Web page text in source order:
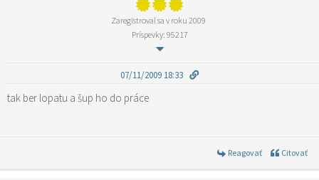
Zaregistroval sa v roku 2009
Príspevky: 95217
07/11/2009 18:33
tak ber lopatu a šup ho do práce
Reagovať Citovať